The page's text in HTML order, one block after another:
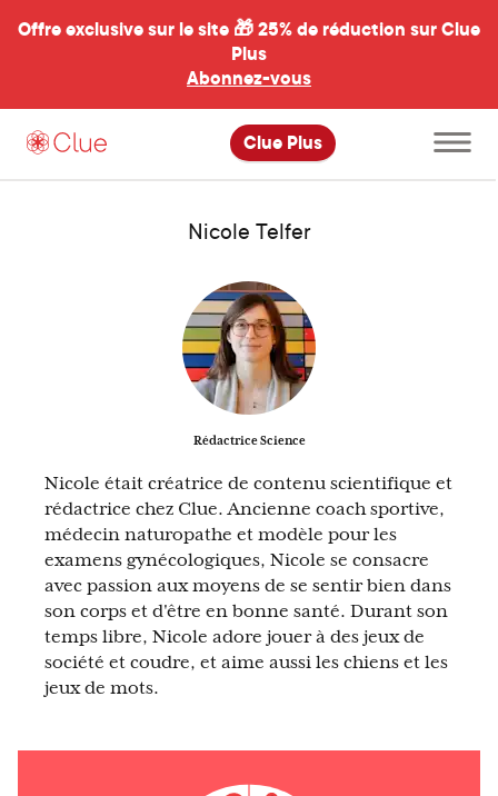
Offre exclusive sur le site 🎁25% de réduction sur Clue
Plus
Abonnez-vous
Clue Plus
Ouvrir
le
menu
Nicole Telfer
Rédactrice Science
Nicole était créatrice de contenu scientifique et
rédactrice chez Clue. Ancienne coach sportive,
médecin naturopathe et modèle pour les
examens gynécologiques, Nicole se consacre
avec passion aux moyens de se sentir bien dans
son corps et d'être en bonne santé. Durant son
temps libre, Nicole adore jouer à des jeux de
société et coudre, et aime aussi les chiens et les
jeux de mots.